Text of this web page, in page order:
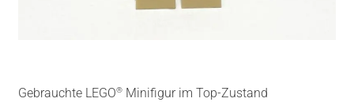
Gebrauchte LEGO® Minifigur im Top-Zustand